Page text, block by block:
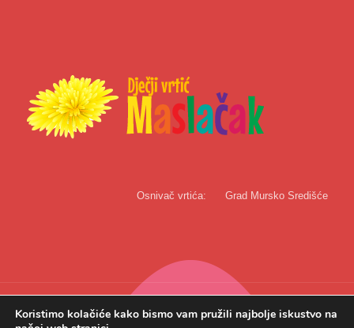
Osnivač vrtića: Grad Mursko Središće
Koristimo kolačiće kako bismo vam pružili najbolje iskustvo na